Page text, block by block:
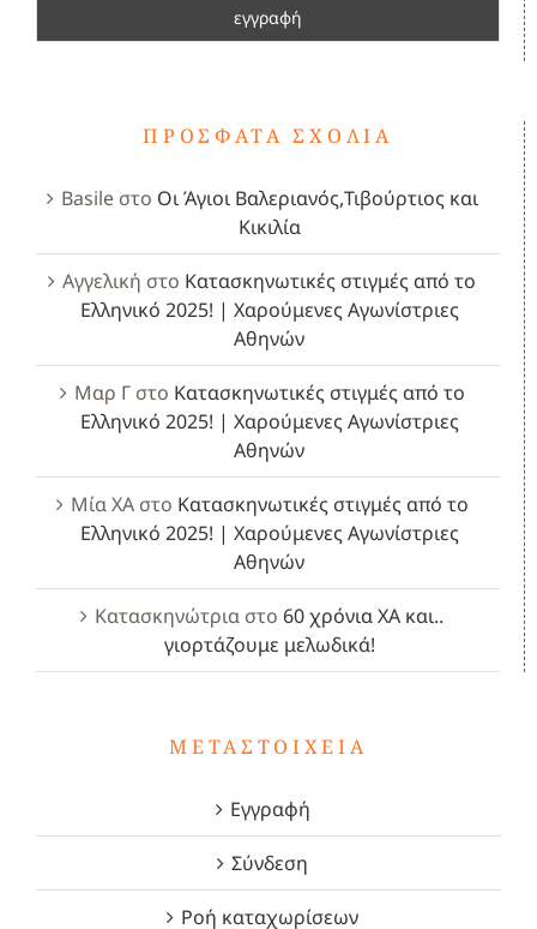
ΠΡΌΣΦΑΤΑ ΣΧΌΛΙΑ
Basileστο Οι Άγιοι Βαλεριανός,Τιβούρτιος και
Κικιλία
Αγγελική στο Κατασκηνωτικές στιγμές από το
Ελληνικό 2025! | Χαρούμενες Αγωνίστριες
Αθηνών
Μαρ Γστο Κατασκηνωτικές στιγμές από το
Ελληνικό 2025! | Χαρούμενες Αγωνίστριες
Αθηνών
Μία ΧΑστο Κατασκηνωτικές στιγμές από το
Ελληνικό 2025! | Χαρούμενες Αγωνίστριες
Αθηνών
Κατασκηνώτρια στο 60 χρόνια ΧΑ και..
γιορτάζουμε μελωδικά!
ΜΕΤΑΣΤΟΙΧΕΊΑ
Εγγραφή
Σύνδεση
Ροή καταχωρίσεων